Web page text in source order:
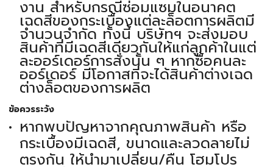
งาน สำหรับกรณีซ่อมแซมในอนาคต
เฉดสีของกระเบื้องแต่ละล็อตการผลิตมี
จำนวนจำกัด ทั้งนี้ บริษัทฯ จะส่งมอบ
สินค้าที่มีเฉดสีเดียวกันให้แก่ลูกค้าในแต่
ละออร์เดอร์การสั่งนั้น ๆ หากซื้อคนละ
ออร์เดอร์ มีโอกาสที่จะได้สินค้าต่างเฉด
ต่างล็อตของการผลิต
ข้อควรระวัง
หากพบปัญหาจากคุณภาพสินค้า หรือ
กระเบื้องมีเฉดสี, ขนาดและลวดลายไม่
ตรงกัน ให้นำมาเปลี่ยน/คืน โฮมโปร